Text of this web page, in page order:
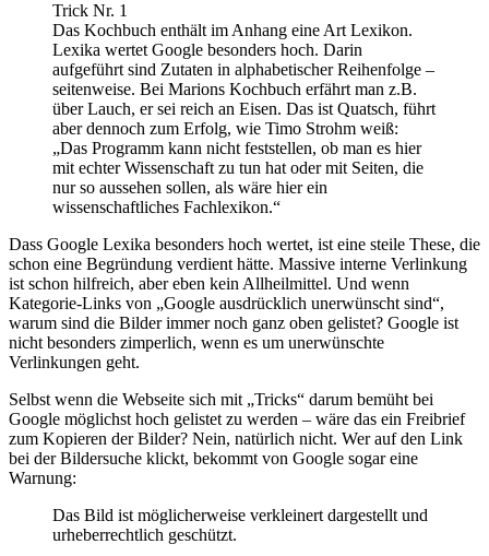
Trick Nr. 1
Das Kochbuch enthält im Anhang eine Art Lexikon.
Lexika wertet Google besonders hoch. Darin
aufgeführt sind Zutaten in alphabetischer Reihenfolge –
seitenweise. Bei Marions Kochbuch erfährt man z.B.
über Lauch, er sei reich an Eisen. Das ist Quatsch, führt
aber dennoch zum Erfolg, wie Timo Strohm weiß:
„Das Programm kann nicht feststellen, ob man es hier
mit echter Wissenschaft zu tun hat oder mit Seiten, die
nur so aussehen sollen, als wäre hier ein
wissenschaftliches Fachlexikon.“
Dass Google Lexika besonders hoch wertet, ist eine steile These, die
schon eine Begründung verdient hätte. Massive interne Verlinkung
ist schon hilfreich, aber eben kein Allheilmittel. Und wenn
Kategorie-Links von „Google ausdrücklich unerwünscht sind“,
warum sind die Bilder immer noch ganz oben gelistet? Google ist
nicht besonders zimperlich, wenn es um unerwünschte
Verlinkungen geht.
Selbst wenn die Webseite sich mit „Tricks“ darum bemüht bei
Google möglichst hoch gelistet zu werden – wäre das ein Freibrief
zum Kopieren der Bilder? Nein, natürlich nicht. Wer auf den Link
bei der Bildersuche klickt, bekommt von Google sogar eine
Warnung:
Das Bild ist möglicherweise verkleinert dargestellt und
urheberrechtlich geschützt.